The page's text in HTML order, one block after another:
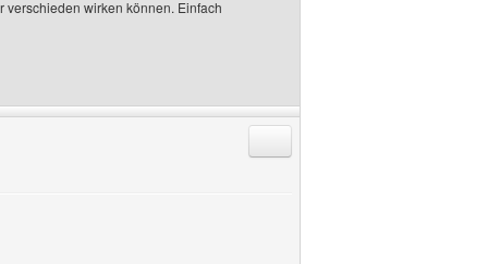
verschieden wirken können. Einfach